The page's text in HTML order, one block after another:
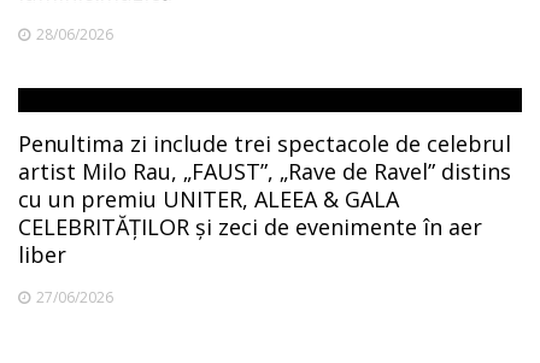
28/06/2026
Penultima zi include trei spectacole de celebrul
artist Milo Rau, „FAUST”, „Rave de Ravel” distins
cu un premiu UNITER, ALEEA & GALA
CELEBRITĂȚILOR și zeci de evenimente în aer
liber
27/06/2026